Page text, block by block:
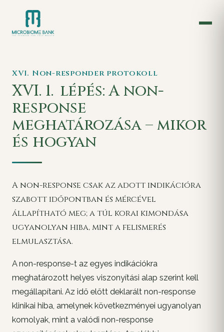
XVI. Non-responder protokoll
XVI. 1. lépés: A non-
response
meghatározása – mikor
és hogyan
A non-response csak az adott indikációra
szabott időpontban és mércével
állapítható meg; a túl korai kimondása
ugyanolyan hiba, mint a felismerés
elmulasztása.
A non-response-t az egyes indikációkra
meghatározott helyes viszonyítási alap szerint kell
megállapítani. Az idő előtt deklarált non-response
klinikai hiba, amelynek következményei ugyanolyan
komolyak, mint a valódi non-response